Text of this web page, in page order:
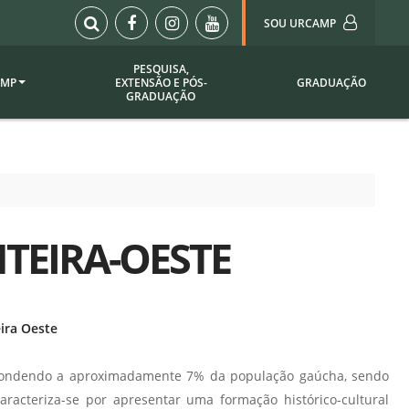
SOU URCAMP
Sou Urcamp (Portal)
Biblioteca
Webmail
de
PESQUISA,
EXTENSÃO E PÓS-
GRADUAÇÃO
GRADUAÇÃO
OESTE
Oeste
a aproximadamente 7% da população gaúcha, sendo
se por apresentar uma formação histórico-cultural